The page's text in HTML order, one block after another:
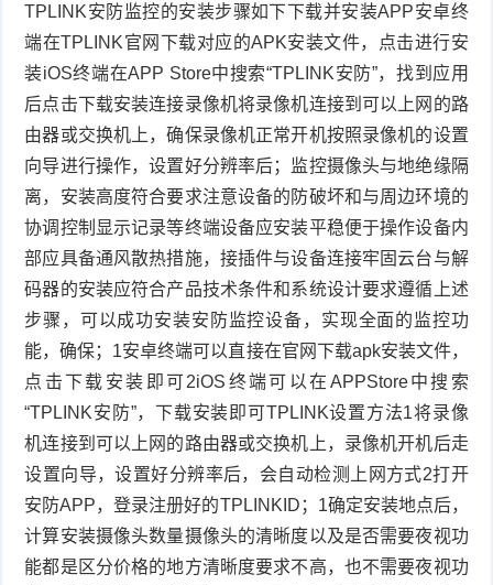
TPLINK安防监控的安装步骤如下下载并安装APP安卓终
端在TPLINK官网下载对应的APK安装文件，点击进行安
装iOS终端在APP Store中搜索“TPLINK安防”，找到应用
后点击下载安装连接录像机将录像机连接到可以上网的路
由器或交换机上，确保录像机正常开机按照录像机的设置
向导进行操作，设置好分辨率后；监控摄像头与地绝缘隔
离，安装高度符合要求注意设备的防破坏和与周边环境的
协调控制显示记录等终端设备应安装平稳便于操作设备内
部应具备通风散热措施，接插件与设备连接牢固云台与解
码器的安装应符合产品技术条件和系统设计要求遵循上述
步骤，可以成功安装安防监控设备，实现全面的监控功
能，确保；1安卓终端可以直接在官网下载apk安装文件，
点击下载安装即可2iOS终端可以在APPStore中搜索
“TPLINK安防”，下载安装即可TPLINK设置方法1将录像
机连接到可以上网的路由器或交换机上，录像机开机后走
设置向导，设置好分辨率后，会自动检测上网方式2打开
安防APP，登录注册好的TPLINKID；1确定安装地点后，
计算安装摄像头数量摄像头的清晰度以及是否需要夜视功
能都是区分价格的地方清晰度要求不高，也不需要夜视功